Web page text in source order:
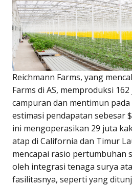
Reichmann Farms, yang
Farms di AS, memproduksi
campuran dan mentimun
estimasi pendapatan sebesar
ini mengoperasikan 29 juta
atap di California dan Timur
mencapai rasio pertumbuhan
oleh integrasi tenaga surya
fasilitasnya, seperti yang